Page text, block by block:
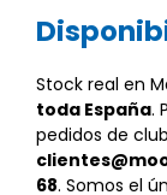
Stock real en
toda España.
pedidos de
68. Somos el